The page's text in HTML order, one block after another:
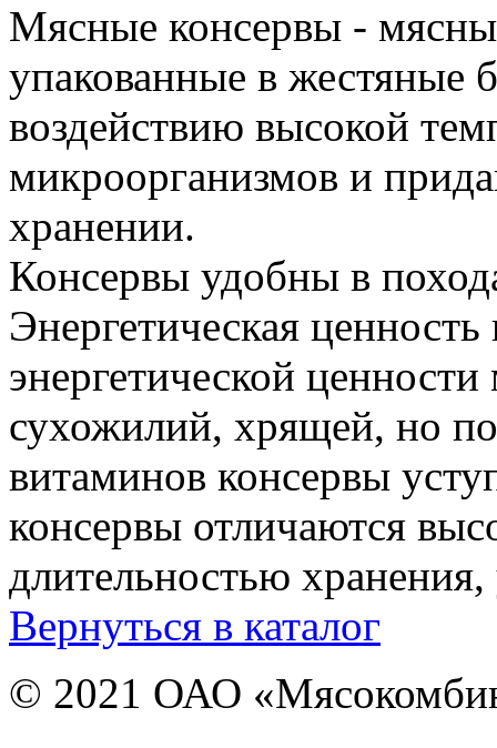
Мясные консервы -
упакованные в жестяные
воздействию высокой
микроорганизмов и
хранении.
Консервы удобны в
Энергетическая
энергетической
сухожилий, хрящей, но
витаминов консервы
консервы отличаются
длительностью
Вернуться в каталог
© 2021 ОАО